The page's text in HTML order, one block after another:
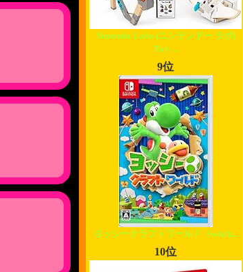
Nintendo Labo (ニンテンドー ラボ)
Toy-...
9位
ヨッシークラフトワールド -Switch...
10位